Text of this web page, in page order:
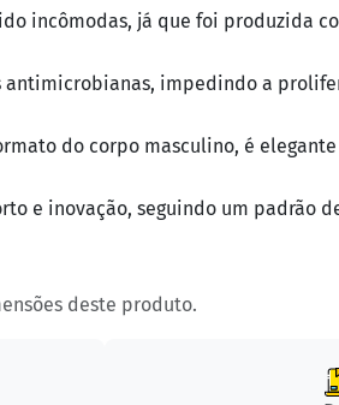
incômodas, já que foi produzida
antimicrobianas, impedindo a
do corpo masculino, é
e inovação, seguindo um padrão
deste produto.